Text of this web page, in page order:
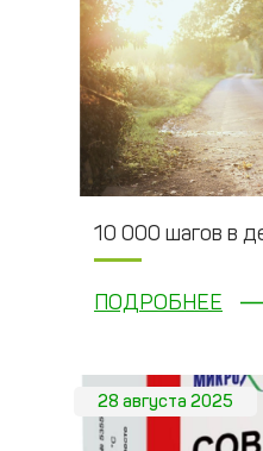
10 000 шагов в
ПОДРОБНЕЕ
28 августа 2025